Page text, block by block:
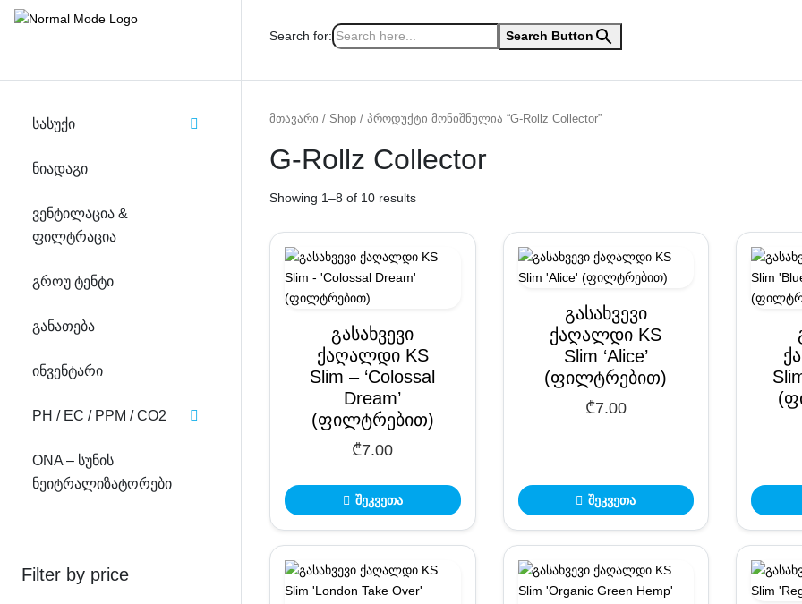
Search for: Search Button
PRODUCT CATEGORIES
ᲡᲐᲡᲣᲥᲘ
ᲜᲘᲐᲓᲐᲒᲘ
ᲕᲔᲜᲢᲘᲚᲐᲪᲘᲐ &
ᲤᲘᲚᲢᲠᲐᲪᲘᲐ
ᲒᲠᲝᲣ ᲢᲔᲜᲢᲘ
ᲒᲐᲜᲐᲗᲔᲑᲐ
ᲘᲜᲕᲔᲜᲢᲐᲠᲘ
PH / EC / PPM / CO2
ONA – ᲡᲣᲜᲘᲡ
ᲜᲔᲘᲢᲠᲐᲚᲘᲖᲐᲢᲝᲠᲔᲑᲘ
Filter by price
მთავარი / Shop / პროდუქტი მონიშნულია “G-Rollz Collector”
G-Rollz Collector
Showing 1–8 of 10 results
გასახვევი
ქაღალდი KS
Slim – ‘Colossal
Dream’
(ფილტრებით)
₾7.00
შეკვეთა
გასახვევი
ქაღალდი KS
Slim ‘Alice’
(ფილტრებით)
₾7.00
შეკვეთა